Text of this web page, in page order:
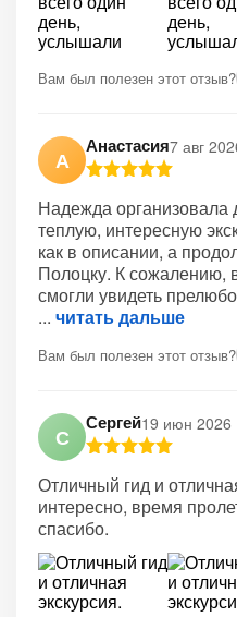
Вам был полезен этот отзыв?
А
Анастасия7 авг
Надежда
теплую, интересную
как в описании, а
Полоцку. К сожалению,
смогли увидеть
читать дальше
Вам был полезен этот отзыв?
С
Сергей19 июн 2026
Отличный гид и
интересно, время
спасибо.